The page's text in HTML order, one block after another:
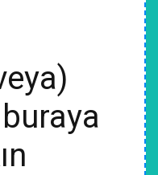
buraya